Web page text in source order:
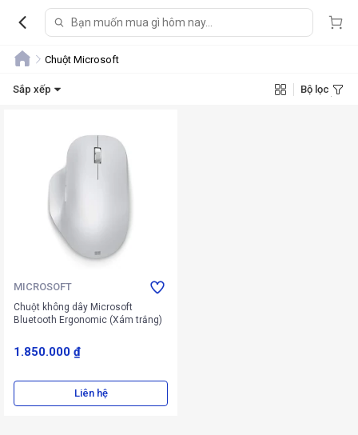
Chuột Microsoft
Sắp xếp Bộ lọc
MICROSOFT
Chuột không dây Microsoft
Bluetooth Ergonomic (Xám trắng)
1.850.000 ₫
Liên hệ